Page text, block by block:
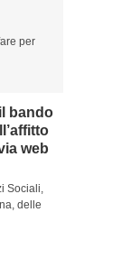
per
bando
web
Sociali,
delle